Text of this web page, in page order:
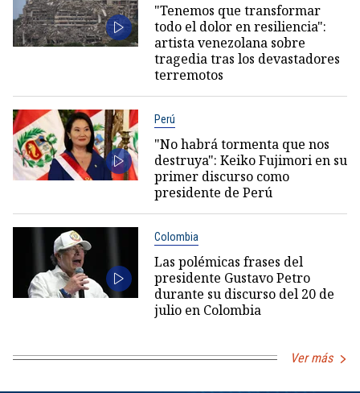
"Tenemos que transformar
todo el dolor en resiliencia":
artista venezolana sobre
tragedia tras los devastadores
terremotos
Perú
"No habrá tormenta que nos
destruya": Keiko Fujimori en su
primer discurso como
presidente de Perú
Colombia
Las polémicas frases del
presidente Gustavo Petro
durante su discurso del 20 de
julio en Colombia
Ver más